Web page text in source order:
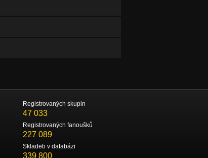
Registrovaných skupin
47 033
Registrovaných fanoušků
227 089
Skladeb v databázi
339 800